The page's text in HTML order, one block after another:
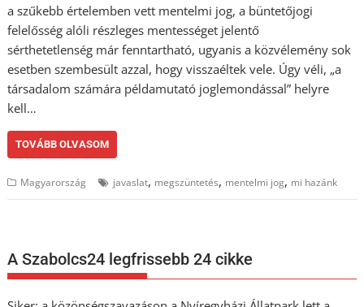
a szűkebb értelemben vett mentelmi jog, a büntetőjogi
felelősség alóli részleges mentességet jelentő
sérthetetlenség már fenntartható, ugyanis a közvélemény sok
esetben szembesült azzal, hogy visszaéltek vele. Úgy véli, „a
társadalom számára példamutató joglemondással” helyre
kell…
TOVÁBB OLVASOM
Magyarország javaslat, megszüntetés, mentelmi jog, mi hazánk
A Szabolcs24 legfrissebb 24 cikke